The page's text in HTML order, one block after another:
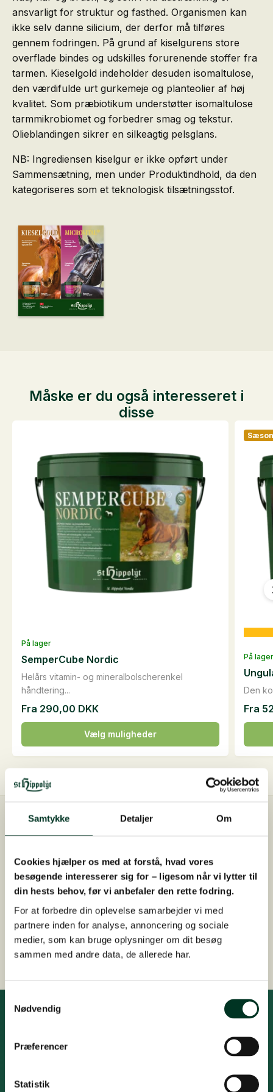
Samtykke Detaljer Om
Cookies hjælper os med at forstå, hvad vores
besøgende interesserer sig for – ligesom når vi lytter til
din hests behov, før vi anbefaler den rette fodring.
For at forbedre din oplevelse samarbejder vi med
partnere inden for analyse, annoncering og sociale
medier, som kan bruge oplysninger om dit besøg
sammen med andre data, de allerede har.
Nødvendig
Præferencer
Statistik
ansvarligt for struktur og fasthed. Organismen kan
ikke selv danne silicium, der derfor må tilføres
gennem fodringen. På grund af kiselgurens store
overflade bindes og udskilles forurenende stoffer fra
tarmen. Kieselgold indeholder desuden isomaltulose,
den værdifulde urt gurkemeje og planteolier af høj
kvalitet. Som præbiotikum understøtter isomaltulose
tarmmikrobiomet og forbedrer smag og tekstur.
Olieblandingen sikrer en silkeagtig pelsglans.
NB: Ingrediensen kiselgur er ikke opført under
Sammensætning, men under Produktindhold, da den
kategoriseres som et teknologisk tilsætningsstof.
Måske er du også interesseret i
disse
På lager
Helårs vitamin- og mineralbolscherenkel
håndtering...
SemperCube Nordic
Fra 290,00 DKK
Vælg muligheder
Dette
vare
har
flere
varianter.
kan
vælges
varesiden
På lager
Sæson
Den
Fra
Dette
vare
har
flere
Hurtig afsendelse
Fri fragt
Ved køb over 1.500,-
Gratis foderrådgivning
Kontakt os på 7026 5344
Hurtig, nem og sikker betaling
Få den seneste viden, vejledning
og nyheder fra St. Hippolyt
hesteernæring og vejledning til fodring af hesten året